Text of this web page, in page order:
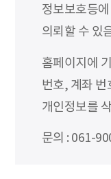
정보보호등
의뢰할 수 있
홈페이지에
번호, 계좌 번
개인정보를
문의 : 061-